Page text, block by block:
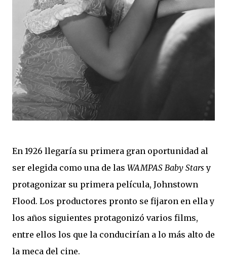
En 1926 llegaría su primera gran oportunidad al
ser elegida como una de las WAMPAS Baby Stars y
protagonizar su primera película, Johnstown
Flood. Los productores pronto se fijaron en ella y
los años siguientes protagonizó varios films,
entre ellos los que la conducirían a lo más alto de
la meca del cine.